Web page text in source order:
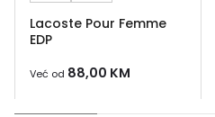
Lacoste Pour Femme
EDP
Već od 88,00 KM